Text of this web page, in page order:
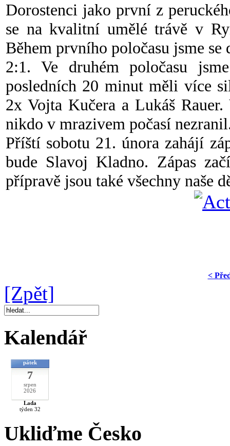
Dorostenci jako první z
se na kvalitní umělé trávě v
Během prvního poločasu jsme
2:1. Ve druhém poločasu
posledních 20 minut měli více
2x Vojta Kučera a Lukáš
nikdo v mrazivem počasí
Příští sobotu 21. února zahájí
bude Slavoj Kladno. Zápas
přípravě jsou také všechny naše
<
[Zpět]
Kalendář
pátek
7
srpen
2026
Lada
týden 32
Ukliďme Česko